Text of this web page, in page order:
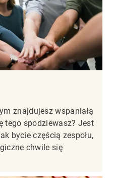
znajdujesz wspaniałą
tego spodziewasz? Jest
bycie częścią zespołu,
chwile się